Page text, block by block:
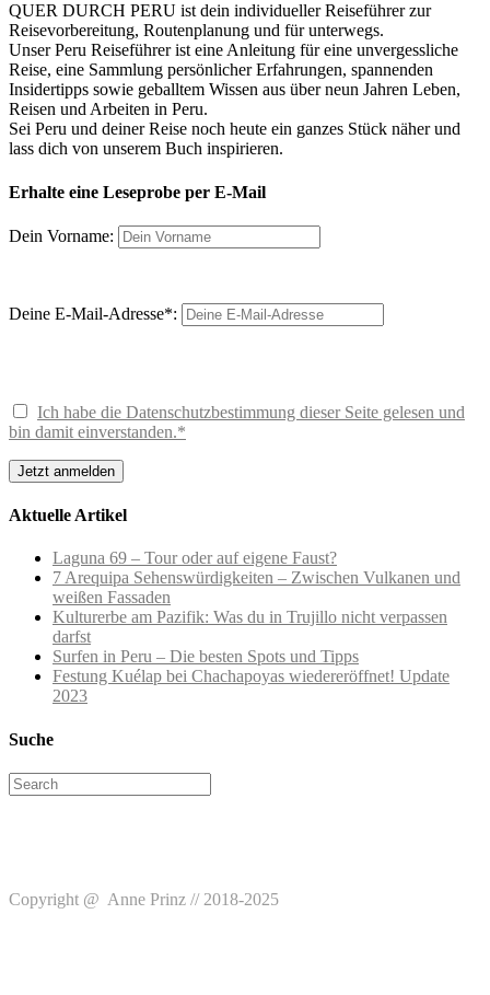
QUER DURCH PERU ist dein individueller Reiseführer zur
Reisevorbereitung, Routenplanung und für unterwegs.
Unser Peru Reiseführer ist eine Anleitung für eine unvergessliche
Reise, eine Sammlung persönlicher Erfahrungen, spannenden
Insidertipps sowie geballtem Wissen aus über neun Jahren Leben,
Reisen und Arbeiten in Peru.
Sei Peru und deiner Reise noch heute ein ganzes Stück näher und
lass dich von unserem Buch inspirieren.
Erhalte eine Leseprobe per E-Mail
Dein Vorname:
Deine E-Mail-Adresse*:
Ich habe die Datenschutzbestimmung dieser Seite gelesen und
bin damit einverstanden.*
Aktuelle Artikel
Laguna 69 – Tour oder auf eigene Faust?
7 Arequipa Sehenswürdigkeiten – Zwischen Vulkanen und
weißen Fassaden
Kulturerbe am Pazifik: Was du in Trujillo nicht verpassen
darfst
Surfen in Peru – Die besten Spots und Tipps
Festung Kuélap bei Chachapoyas wiedereröffnet! Update
2023
Suche
Search
for:
Copyright @ Anne Prinz // 2018-2025